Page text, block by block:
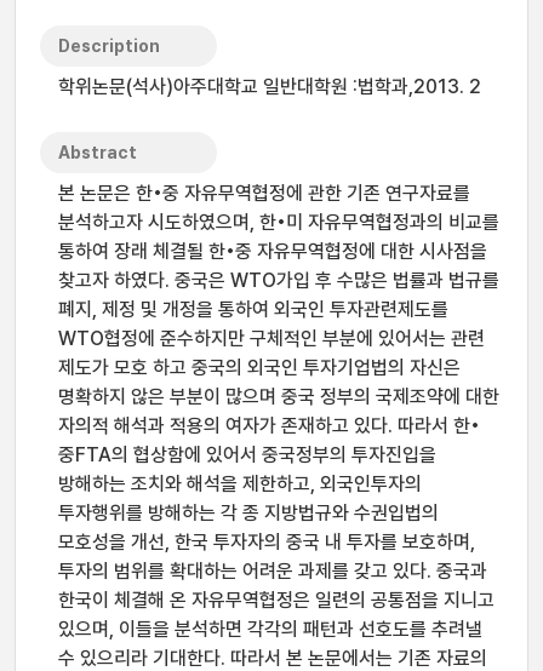
Description
학위논문(석사)아주대학교 일반대학원 :법학과,2013. 2
Abstract
본 논문은 한•중 자유무역협정에 관한 기존 연구자료를
분석하고자 시도하였으며, 한•미 자유무역협정과의 비교를
통하여 장래 체결될 한•중 자유무역협정에 대한 시사점을
찾고자 하였다. 중국은 WTO가입 후 수많은 법률과 법규를
폐지, 제정 및 개정을 통하여 외국인 투자관련제도를
WTO협정에 준수하지만 구체적인 부분에 있어서는 관련
제도가 모호 하고 중국의 외국인 투자기업법의 자신은
명확하지 않은 부분이 많으며 중국 정부의 국제조약에 대한
자의적 해석과 적용의 여자가 존재하고 있다. 따라서 한•
중FTA의 협상함에 있어서 중국정부의 투자진입을
방해하는 조치와 해석을 제한하고, 외국인투자의
투자행위를 방해하는 각 종 지방법규와 수권입법의
모호성을 개선, 한국 투자자의 중국 내 투자를 보호하며,
투자의 범위를 확대하는 어려운 과제를 갖고 있다. 중국과
한국이 체결해 온 자유무역협정은 일련의 공통점을 지니고
있으며, 이들을 분석하면 각각의 패턴과 선호도를 추려낼
수 있으리라 기대한다. 따라서 본 논문에서는 기존 자료의